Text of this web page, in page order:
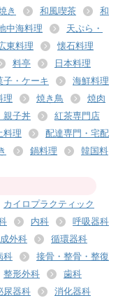
き 和風喫茶
和
中海料理
天ぷら・
東料理
懐石料理
料亭
日本料理
子・ケーキ
海鮮料理
理 焼き鳥
焼肉
親子丼
紅茶専門店
料理
配達専門・宅配
鍋料理
韓国料
カイロプラクティック
内科
呼吸器科
外科
循環器科
科
接骨・整骨・整復
整形外科
歯科
尿器科
消化器科